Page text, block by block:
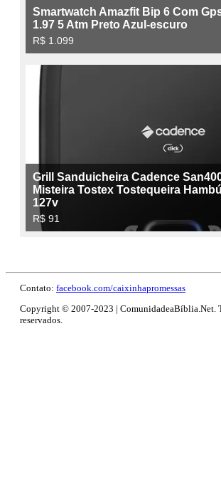
Contato: facebook.com/caixinhapromessas
Copyright © 2007-2023 | ComunidadeaBíblia.Net.
reservados.